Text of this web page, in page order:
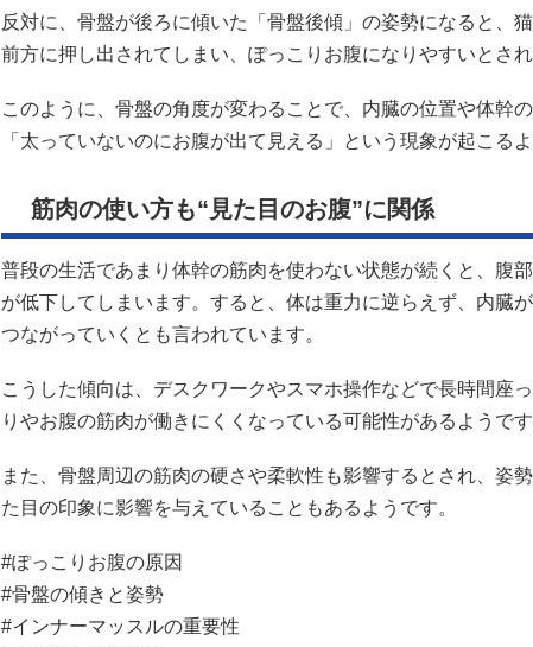
反対に、骨盤が後ろに傾いた「骨盤後傾」の姿勢になると、
前方に押し出されてしまい、ぽっこりお腹になりやすいとさ
このように、骨盤の角度が変わることで、内臓の位置や体幹
「太っていないのにお腹が出て見える」という現象が起こる
筋肉の使い方も“見た目のお腹”に関係
普段の生活であまり体幹の筋肉を使わない状態が続くと、腹
が低下してしまいます。すると、体は重力に逆らえず、内臓
つながっていくとも言われています。
こうした傾向は、デスクワークやスマホ操作などで長時間座
りやお腹の筋肉が働きにくくなっている可能性があるようで
また、骨盤周辺の筋肉の硬さや柔軟性も影響するとされ、姿
た目の印象に影響を与えていることもあるようです。
#ぽっこりお腹の原因
#骨盤の傾きと姿勢
#インナーマッスルの重要性